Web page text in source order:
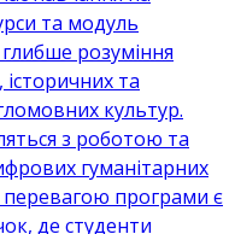
та модуль
глибше розуміння
та
культур.
з роботою та
гуманітарних
програми є
де студенти